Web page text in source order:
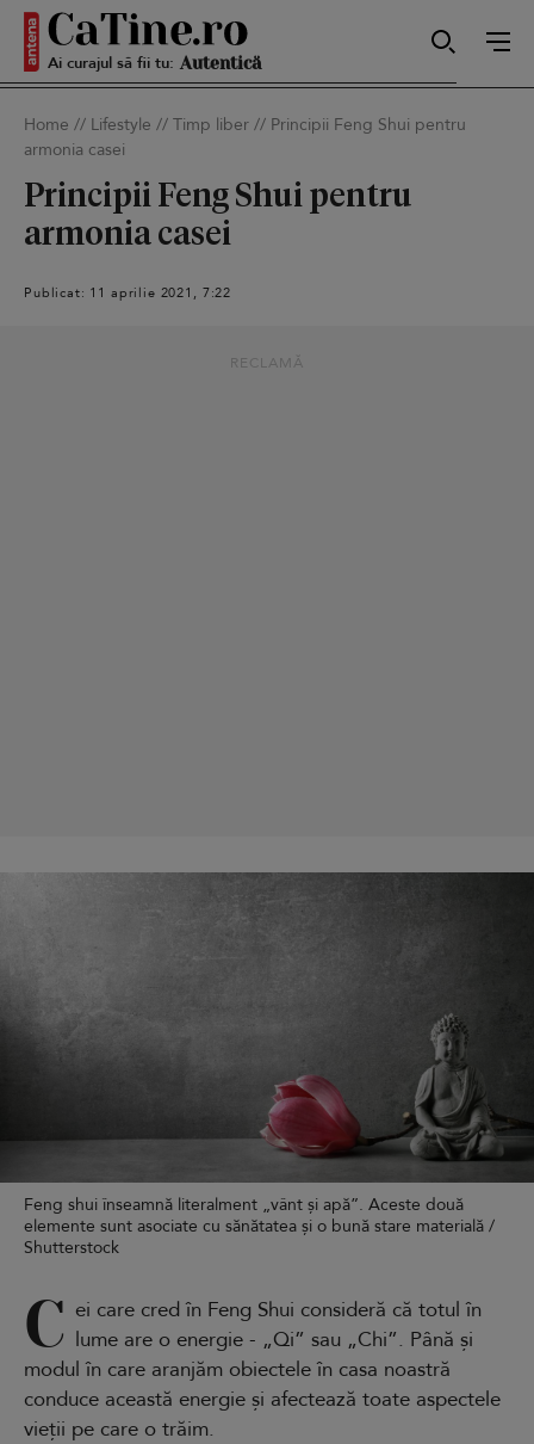
Ai curajul să fii tu: Sexy
Home // Lifestyle // Timp liber // Principii Feng Shui pentru
armonia casei
Principii Feng Shui pentru
armonia casei
Publicat: 11 aprilie 2021, 7:22
RECLAMĂ
Feng shui înseamnă literalment „vânt și apă”. Aceste două
elemente sunt asociate cu sănătatea și o bună stare materială /
Shutterstock
C ei care cred în Feng Shui consideră că totul în
lume are o energie - „Qi” sau „Chi”. Până și
modul în care aranjăm obiectele în casa noastră
conduce această energie și afectează toate aspectele
vieții pe care o trăim.